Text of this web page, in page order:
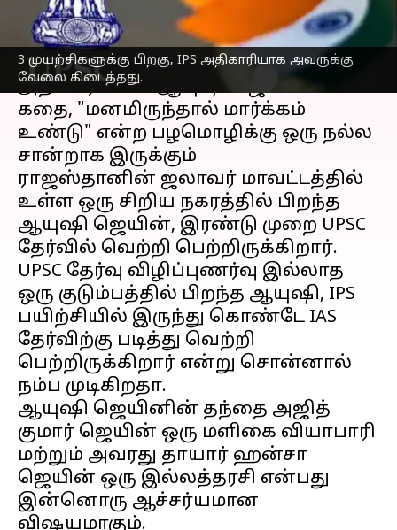
3 முயற்சிகளுக்கு பிறகு, IPS அதிகாரியாக அவருக்கு
வேலை கிடைத்தது.
செய்தி முன்னோட்டம்
ராஜஸ்தானில்பிறந்து IAS
அதிகாரியான ஆயுஷி ஜெயினின்
கதை, "மனமிருந்தால் மார்க்கம்
உண்டு" என்ற பழமொழிக்கு ஒரு நல்ல
சான்றாக இருக்கும்
ராஜஸ்தானின் ஜலாவர் மாவட்டத்தில்
உள்ள ஒரு சிறிய நகரத்தில் பிறந்த
ஆயுஷி ஜெயின், இரண்டு முறை UPSC
தேர்வில் வெற்றி பெற்றிருக்கிறார்.
UPSC தேர்வு விழிப்புணர்வு இல்லாத
ஒரு குடும்பத்தில் பிறந்த ஆயுஷி, IPS
பயிற்சியில் இருந்து கொண்டே IAS
தேர்விற்கு படித்து வெற்றி
பெற்றிருக்கிறார் என்று சொன்னால்
நம்ப முடிகிறதா.
ஆயுஷி ஜெயினின் தந்தை அஜித்
குமார் ஜெயின் ஒரு மளிகை வியாபாரி
மற்றும் அவரது தாயார் ஹன்சா
ஜெயின் ஒரு இல்லத்தரசி என்பது
இன்னொரு ஆச்சர்யமான